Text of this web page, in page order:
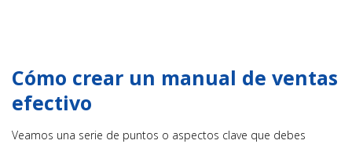
Cómo crear un manual de ventas
efectivo
Veamos una serie de puntos o aspectos clave que debes